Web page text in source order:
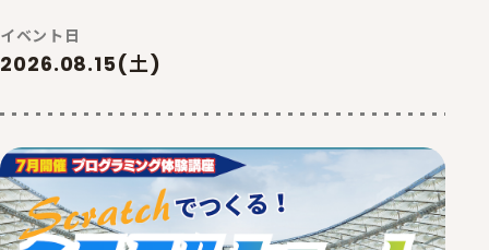
イベント日
2026.08.15(土)